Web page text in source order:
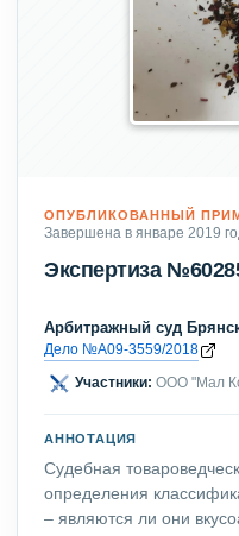
ОПУБЛИКОВАННЫЙ
Завершена в январе 2019
Экспертиза
Арбитражный суд
Дело №А09-3559/2018
Участники: ООО "Мал
АННОТАЦИЯ
Судебная
определения
– являются ли они